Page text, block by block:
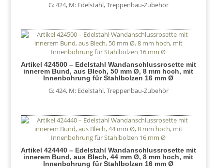
G: 424, M: Edelstahl,Treppenbau-Zubehör
Artikel 424500 – Edelstahl Wandanschlussrosette mit
innerem Bund, aus Blech, 50 mm Ø, 8 mm hoch, mit
Innenbohrung für Stahlbolzen 16 mm Ø
G: 424, M: Edelstahl,Treppenbau-Zubehör
Artikel 424440 – Edelstahl Wandanschlussrosette mit
innerem Bund, aus Blech, 44 mm Ø, 8 mm hoch, mit
Innenbohrung für Stahlbolzen 16 mm Ø